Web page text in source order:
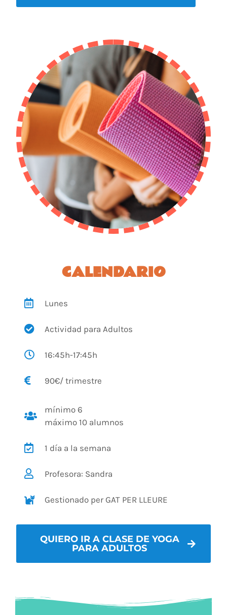
CALENDARIO
Lunes
Actividad para Adultos
16:45h-17:45h
90€/ trimestre
mínimo 6
máximo 10 alumnos
1 día a la semana
Profesora: Sandra
Gestionado per GAT PER LLEURE
QUIERO IR A CLASE DE YOGA
PARA ADULTOS